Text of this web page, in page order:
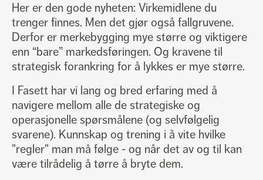
Her er den gode nyheten: Virkemidlene du
trenger finnes. Men det gjør også fallgruvene.
Derfor er merkebygging mye større og viktigere
enn “bare” markedsføringen. Og kravene til
strategisk forankring for å lykkes er mye større.
I Fasett har vi lang og bred erfaring med å
navigere mellom alle de strategiske og
operasjonelle spørsmålene (og selvfølgelig
svarene). Kunnskap og trening i å vite hvilke
"regler" man må følge - og når det av og til kan
være tilrådelig å tørre å bryte dem.